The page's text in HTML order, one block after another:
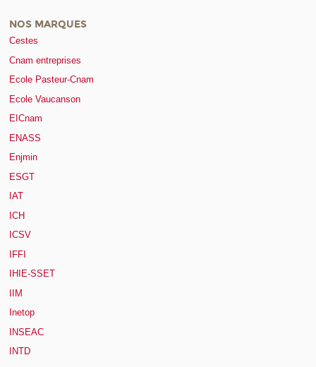
NOS MARQUES
Cestes
Cnam entreprises
Ecole Pasteur-Cnam
Ecole Vaucanson
EICnam
ENASS
Enjmin
ESGT
IAT
ICH
ICSV
IFFI
IHIE-SSET
IIM
Inetop
INSEAC
INTD